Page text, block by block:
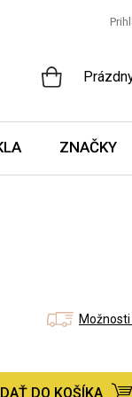
ZNAČKY
DO KOŠÍKA